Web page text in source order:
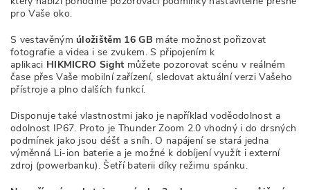
pro Vaše oko.
S vestavěným úložištěm 16 GB máte možnost pořizovat
fotografie a videa i se zvukem. S připojením k
aplikaci HIKMICRO Sight můžete pozorovat scénu v reálném
čase přes Vaše mobilní zařízení, sledovat aktuální verzi Vašeho
přístroje a plno dalších funkcí.
Disponuje také vlastnostmi jako je například voděodolnost a
odolnost IP67. Proto je Thunder Zoom 2.0 vhodný i do drsných
podmínek jako jsou déšť a sníh. O napájení se stará jedna
výměnná Li-ion baterie a je možné k dobíjení využít i externí
zdroj (powerbanku). Šetří baterii díky režimu spánku.